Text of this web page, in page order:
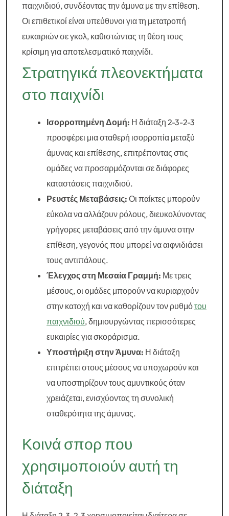
παιχνιδιού, συνδέοντας την άμυνα με την επίθεση.
Οι επιθετικοί είναι υπεύθυνοι για τη μετατροπή
ευκαιριών σε γκολ, καθιστώντας τη θέση τους
κρίσιμη για αποτελεσματικό παιχνίδι.
Στρατηγικά πλεονεκτήματα
στο παιχνίδι
Ισορροπημένη Δομή: Η διάταξη 2-3-2-3
προσφέρει μια σταθερή ισορροπία μεταξύ
άμυνας και επίθεσης, επιτρέποντας στις
ομάδες να προσαρμόζονται σε διάφορες
καταστάσεις παιχνιδιού.
Ρευστές Μεταβάσεις: Οι παίκτες μπορούν
εύκολα να αλλάζουν ρόλους, διευκολύνοντας
γρήγορες μεταβάσεις από την άμυνα στην
επίθεση, γεγονός που μπορεί να αιφνιδιάσει
τους αντιπάλους.
Έλεγχος στη Μεσαία Γραμμή: Με τρεις
μέσους, οι ομάδες μπορούν να κυριαρχούν
στην κατοχή και να καθορίζουν τον ρυθμότου
παιχνιδιού, δημιουργώντας περισσότερες
ευκαιρίες για σκοράρισμα.
Υποστήριξη στην Άμυνα: Η διάταξη
επιτρέπει στους μέσους να υποχωρούν και
να υποστηρίζουν τους αμυντικούς όταν
χρειάζεται, ενισχύοντας τη συνολική
σταθερότητα της άμυνας.
Κοινά σπορ που
χρησιμοποιούν αυτή τη
διάταξη